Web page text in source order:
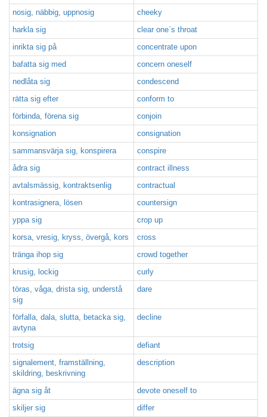
nosig, näbbig, uppnosig
cheeky
harkla sig
clear one`s throat
inrikta sig på
concentrate upon
bafatta sig med
concern oneself
nedlåta sig
condescend
rätta sig efter
conform to
förbinda, förena sig
conjoin
konsignation
consignation
sammansvärja sig, konspirera
conspire
ådra sig
contract illness
avtalsmässig, kontraktsenlig
contractual
kontrasignera, lösen
countersign
yppa sig
crop up
korsa, vresig, kryss, övergå, kors
cross
tränga ihop sig
crowd together
krusig, lockig
curly
töras, våga, drista sig, understå
sig
dare
förfalla, dala, slutta, betacka sig,
avtyna
decline
trotsig
defiant
signalement, framställning,
skildring, beskrivning
description
ägna sig åt
devote oneself to
skiljer sig
differ